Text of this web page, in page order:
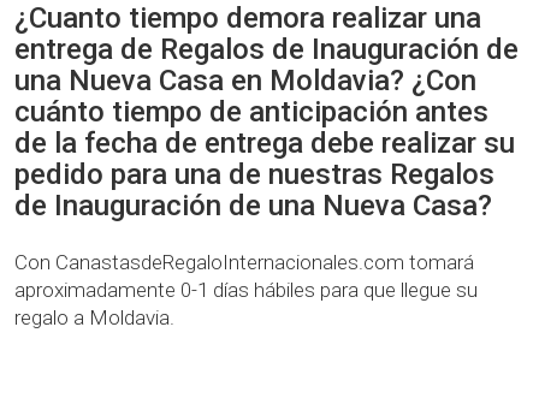
¿Cuanto tiempo demora realizar una
entrega de Regalos de Inauguración de
una Nueva Casa en Moldavia? ¿Con
cuánto tiempo de anticipación antes
de la fecha de entrega debe realizar su
pedido para una de nuestras Regalos
de Inauguración de una Nueva Casa?
Con CanastasdeRegaloInternacionales.com tomará
aproximadamente 0-1 días hábiles para que llegue su
regalo a Moldavia.